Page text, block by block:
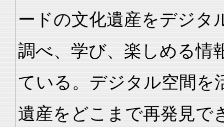
ードの文化遺産をデジタ
調べ、学び、楽しめる情
ている。デジタル空間を
遺産をどこまで再発見で